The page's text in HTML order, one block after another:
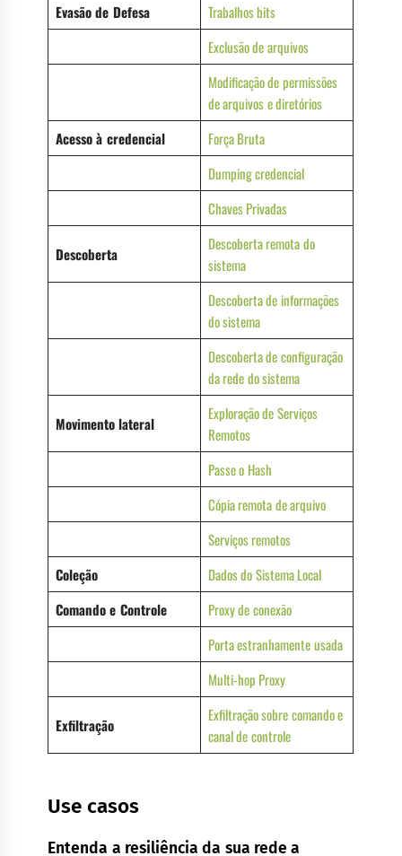
Evasão de Defesa
Trabalhos bits
Exclusão de arquivos
Modificação de permissões
de arquivos e diretórios
Acesso à credencial
Força Bruta
Dumping credencial
Chaves Privadas
Descoberta
Descoberta remota do
sistema
Descoberta de informações
do sistema
Descoberta de configuração
da rede do sistema
Movimento lateral
Exploração de Serviços
Remotos
Passe o Hash
Cópia remota de arquivo
Serviços remotos
Coleção
Dados do Sistema Local
Comando e Controle
Proxy de conexão
Porta estranhamente usada
Multi-hop Proxy
Exfiltração
Exfiltração sobre comando e
canal de controle
Use casos
Entenda a resiliência da sua rede a